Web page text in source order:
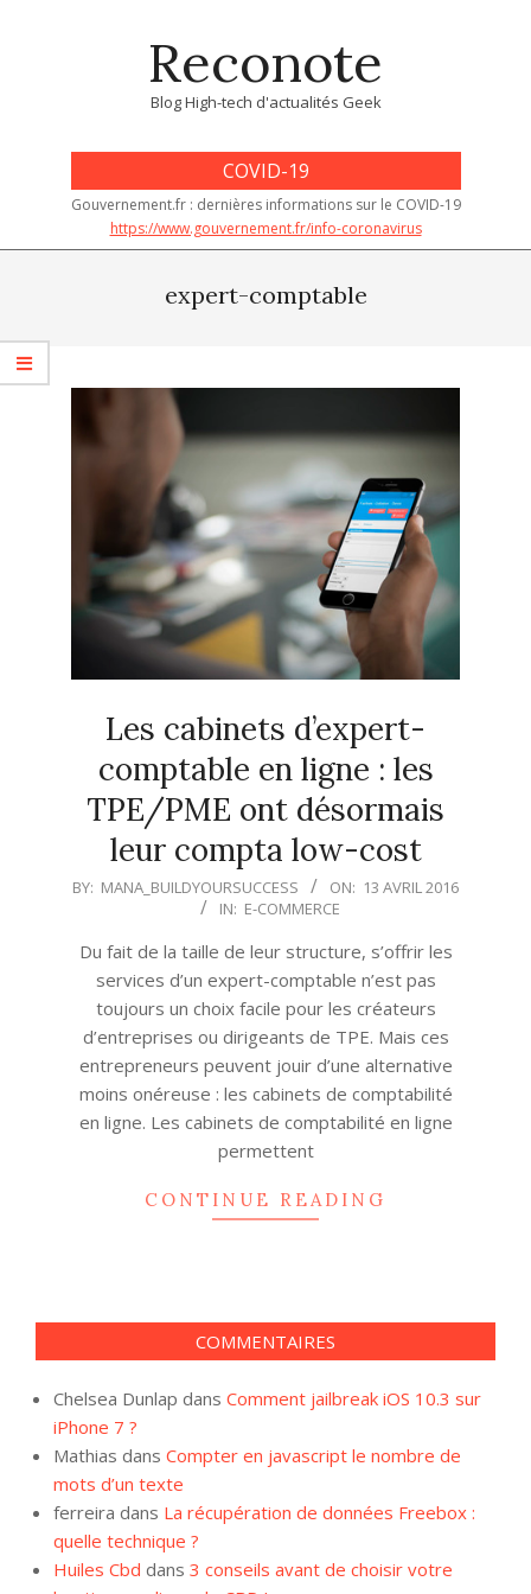
Reconote
Blog High-tech d'actualités Geek
COVID-19
Gouvernement.fr : dernières informations sur le COVID-19
https://www.gouvernement.fr/info-coronavirus
expert-comptable
Les cabinets d’expert-
comptable en ligne : les
TPE/PME ont désormais
leur compta low-cost
2016-
13
BY: MANA_BUILDYOURSUCCESS ON: 13 AVRIL 2016
IN: E-COMMERCE
Du fait de la taille de leur structure, s’offrir les
services d’un expert-comptable n’est pas
toujours un choix facile pour les créateurs
d’entreprises ou dirigeants de TPE. Mais ces
entrepreneurs peuvent jouir d’une alternative
moins onéreuse : les cabinets de comptabilité
en ligne. Les cabinets de comptabilité en ligne
permettent
CONTINUE READING
COMMENTAIRES
Chelsea Dunlap dans Comment jailbreak iOS 10.3 sur
iPhone 7 ?
Mathias dans Compter en javascript le nombre de
mots d’un texte
ferreira dans La récupération de données Freebox :
quelle technique ?
Huiles Cbd dans 3 conseils avant de choisir votre